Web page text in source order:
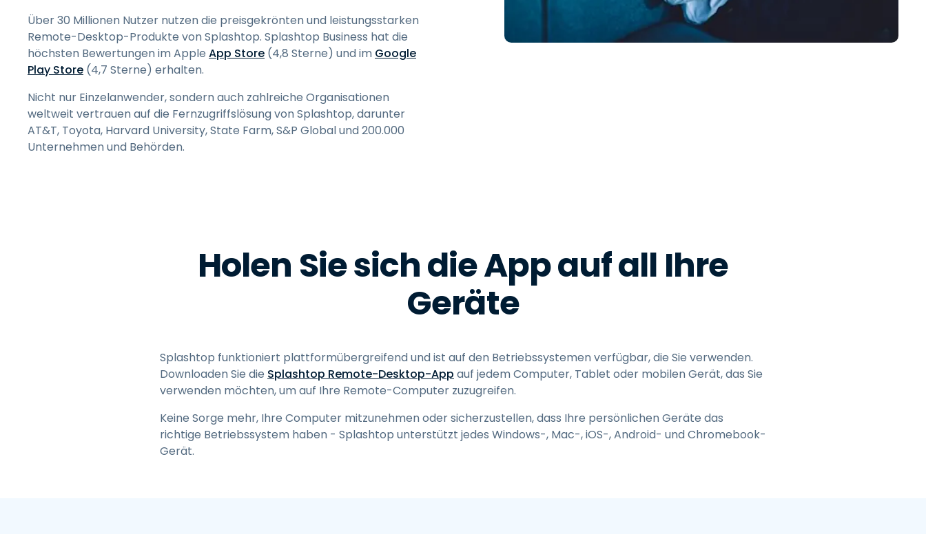
Über 30 Millionen Nutzer nutzen die preisgekrönten und leistungsstarken
Remote-Desktop-Produkte von Splashtop. Splashtop Business hat die
höchsten Bewertungen im Apple App Store (4,8 Sterne) und im Google
Play Store (4,7 Sterne) erhalten.
Nicht nur Einzelanwender, sondern auch zahlreiche Organisationen
weltweit vertrauen auf die Fernzugriffslösung von Splashtop, darunter
AT&T, Toyota, Harvard University, State Farm, S&P Global und 200.000
Unternehmen und Behörden.
Holen Sie sich die App auf all Ihre
Geräte
Splashtop funktioniert plattformübergreifend und ist auf den Betriebssystemen verfügbar, die Sie verwenden.
Downloaden Sie die Splashtop Remote-Desktop-App auf jedem Computer, Tablet oder mobilen Gerät, das Sie
verwenden möchten, um auf Ihre Remote-Computer zuzugreifen.
Keine Sorge mehr, Ihre Computer mitzunehmen oder sicherzustellen, dass Ihre persönlichen Geräte das
richtige Betriebssystem haben - Splashtop unterstützt jedes Windows-, Mac-, iOS-, Android- und Chromebook-
Gerät.